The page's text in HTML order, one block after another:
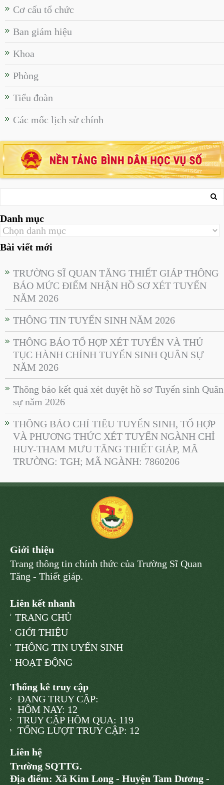
Cơ cấu tổ chức
Ban giám hiệu
Khoa
Phòng
Tiểu đoàn
Các mốc lịch sử chính
Danh mục
Bài viết mới
TRƯỜNG SĨ QUAN TĂNG THIẾT GIÁP THÔNG
BÁO MỨC ĐIỂM NHẬN HỒ SƠ XÉT TUYỂN
NĂM 2026
THÔNG TIN TUYỂN SINH NĂM 2026
THÔNG BÁO TỔ HỢP XÉT TUYỂN VÀ THỦ
TỤC HÀNH CHÍNH TUYỂN SINH QUÂN SỰ
NĂM 2026
Thông báo kết quả xét duyệt hồ sơ Tuyển sinh Quân
sự năm 2026
THÔNG BÁO CHỈ TIÊU TUYỂN SINH, TỔ HỢP
VÀ PHƯƠNG THỨC XÉT TUYỂN NGÀNH CHỈ
HUY-THAM MƯU TĂNG THIẾT GIÁP, MÃ
TRƯỜNG: TGH; MÃ NGÀNH: 7860206
Giới thiệu
Trang thông tin chính thức của Trường Sĩ Quan
Tăng - Thiết giáp.
Liên kết nhanh
TRANG CHỦ
GIỚI THIỆU
THÔNG TIN UYỂN SINH
HOẠT ĐỘNG
Thống kê truy cập
ĐANG TRUY CẬP:
HÔM NAY: 12
TRUY CẬP HÔM QUA: 119
TỔNG LƯỢT TRUY CẬP: 12
Liên hệ
Trường SQTTG.
Địa điểm: Xã Kim Long - Huyện Tam Dương -